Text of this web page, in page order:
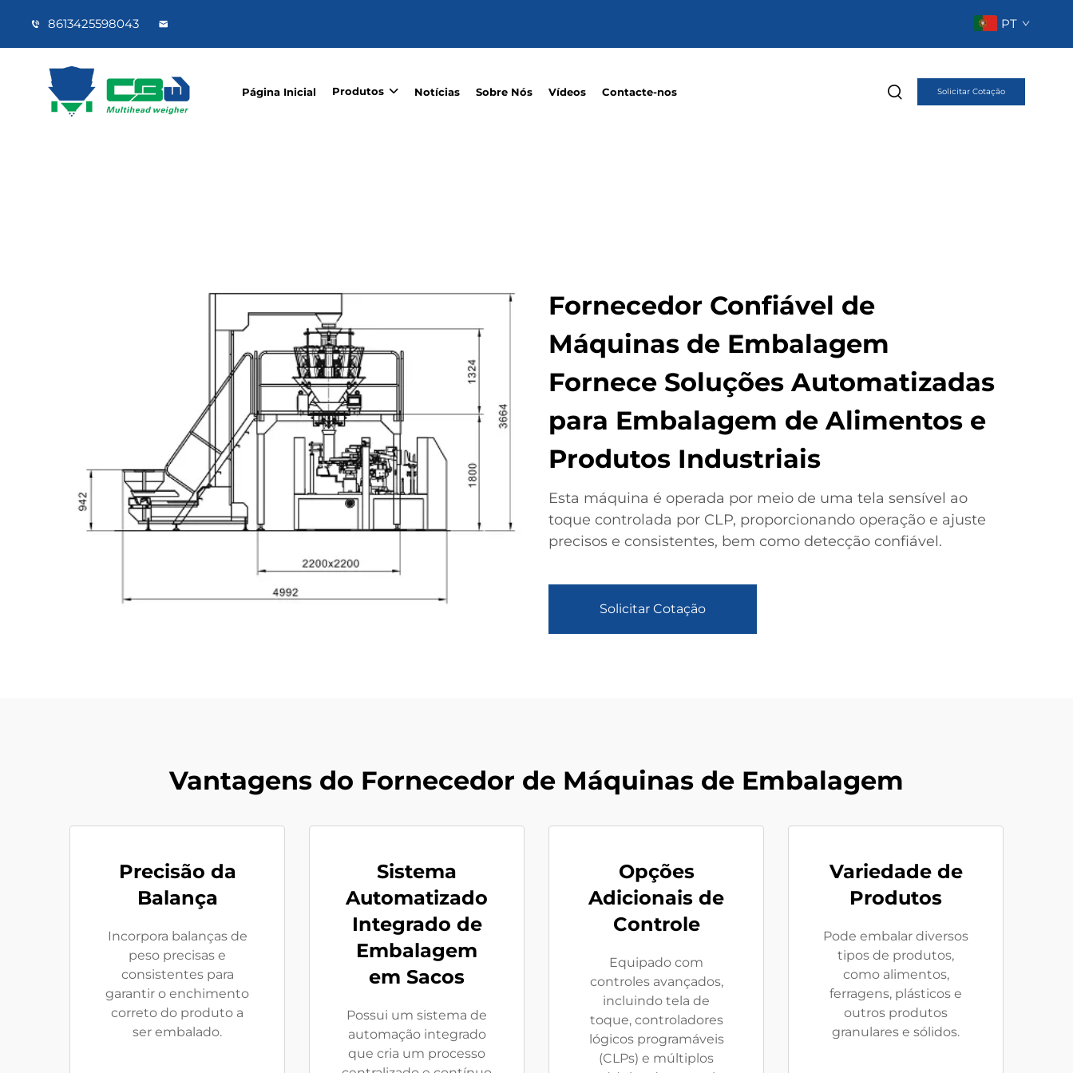
8613425598043 PT
Página Inicial Produtos Notícias Sobre Nós Vídeos Contacte-nos Solicitar Cotação
Fornecedor Confiável de
Máquinas de Embalagem
Fornece Soluções Automatizadas
para Embalagem de Alimentos e
Produtos Industriais
Esta máquina é operada por meio de uma tela sensível ao
toque controlada por CLP, proporcionando operação e ajuste
precisos e consistentes, bem como detecção confiável.
Solicitar Cotação
Vantagens do Fornecedor de Máquinas de Embalagem
Precisão da
Balança
Incorpora balanças de
peso precisas e
consistentes para
garantir o enchimento
correto do produto a
ser embalado.
Sistema
Automatizado
Integrado de
Embalagem
em Sacos
Possui um sistema de
automação integrado
que cria um processo
Opções
Adicionais de
Controle
Equipado com
controles avançados,
incluindo tela de
toque, controladores
lógicos programáveis
(CLPs) e múltiplos
Variedade de
Produtos
Pode embalar diversos
tipos de produtos,
como alimentos,
ferragens, plásticos e
outros produtos
granulares e sólidos.